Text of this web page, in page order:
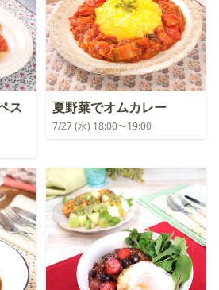
ス
夏野菜でオムカレー
7/27 (水) 18:00〜19:00